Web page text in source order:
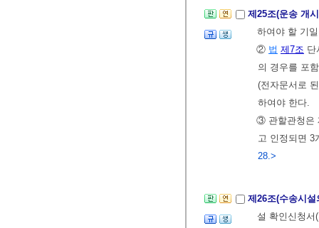
제25조(운송 개
하여야 할 기
② 법 제7조 단
의 경우를 포
(전자문서로
하여야 한다.
③ 관할관청은
고 인정되면
28.>
제26조(수송시
설 확인신청